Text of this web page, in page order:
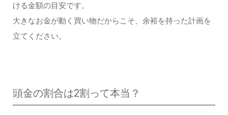
ける金額の目安です。
大きなお金が動く買い物だからこそ、余裕を持った計画を
立てください。
頭金の割合は2割って本当？